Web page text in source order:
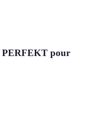
PERFEKT pour